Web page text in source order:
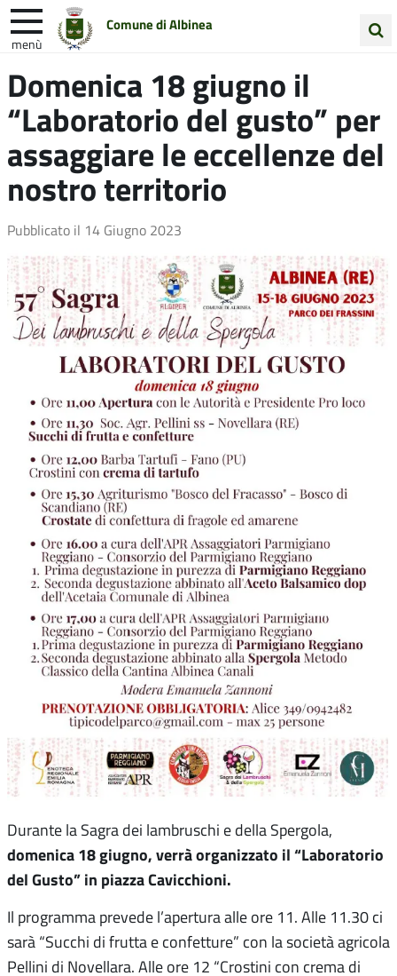
Comune di Albinea
menù
nel
sito
Entra in Comune Vivi Albinea
Unione Colline Matildiche
Domenica 18 giugno il
“Laboratorio del gusto” per
assaggiare le eccellenze del
nostro territorio
Pubblicato il 14 Giugno 2023
Durante la Sagra dei lambruschi e della Spergola,
domenica 18 giugno, verrà organizzato il “Laboratorio
del Gusto” in piazza Cavicchioni.
Il programma prevede l’apertura alle ore 11. Alle 11.30 ci
sarà “Succhi di frutta e confetture” con la società agricola
Pellini di Novellara. Alle ore 12 “Crostini con crema di